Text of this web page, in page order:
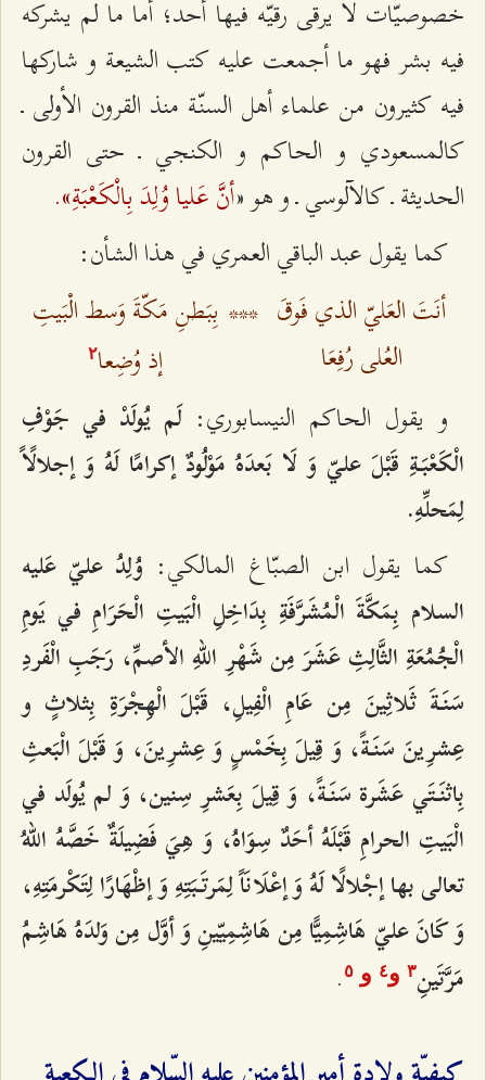
خصوصيّات لا يرقى رقيّه فيها أحد؛ أما ما لم يشركه
فيه بشر فهو ما أجمعت عليه كتب الشيعة و شاركها
فيه كثيرون من علماء أهل السنّة منذ القرون الأولى ـ
كالمسعودي و الحاكم و الكنجي ـ حتى القرون
الحديثة ـ كالآلوسي ـ و هو «أنَّ عَليا وُلِدَ بِالْكَعْبَةِ».
كما يقول عبد الباقي العمري في هذا الشأن:
أنَتَ العَليّ الذي فَوقَ
العُلى رُفِعَا
*** بِبَطنِ مَكّةَ وَسط الْبَيتِ
إذ وُضِعا٢
و يقول الحاكم النيسابوري:لَم يُولَدْ في جَوْفِ
الْكَعْبَةِ قَبْلَ عليّ وَ لَا بَعدَهُ مَوْلُودٌ إكرامًا لَهُ وَ إجلالًاً
لِمَحلِّهِ‌.
كما يقول ابن الصبّاغ المالكي: وُلِدُ عليّ عَليه
السلام بِمَكَّةَ الْمُشَرَّفَةِ بِدَاخِلِ الْبَيتِ الْحَرَامِ في يَومِ
الْجُمُعَةِ الثَّالِثِ عَشَرَ مِن شَهْرِ اللهِ الأصمِّ، رَجَبِ الْفَردِ
سَنَةَ ثَلاثِينَ مِن عَامِ الْفِيلِ، قَبْلَ الْهِجْرَةِ بِثلاثٍ و
عِشرِينَ سَنَةً، وَ قِيلَ بِخَمْسٍ وَ عِشرِينَ، وَ قَبْلَ الْبَعثِ
بِاثنَتَي عَشَرة سَنَةً، وَ قِيلَ بِعَشرِ سِنين، وَ لم يُولَد في
الْبَيتِ الحرامِ قَبْلَهُ أحَدٌ سِوَاهُ، وَ هِيَ فَضِيلَةٌ خَصَّهُ اللهُ
تعالى بها إجْلالًا لَهُ وَ إعْلَانَاً لِمَرتَبَتِهِ وَ إظْهَارًا لِتَكْرمَتِهِ،
وَ كَانَ عليّ هَاشِمِيًّا مِن هَاشِمِيّينِ وَ أوَّل مِن وَلدَهُ هَاشِمُ
مَرَّتَينِ٣ و٤ و ٥ .